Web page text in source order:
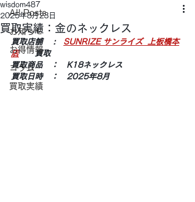
All Posts
お知らせ
お得情報
コラム
買取実績
買取実績：金のネックレス
wisdom487
2025年8月23日
買取店舗 　: SUNRIZE サンライズ  上板橋本
店 買取
買取商品　：　K18ネックレス
買取日時　：　2025年8月